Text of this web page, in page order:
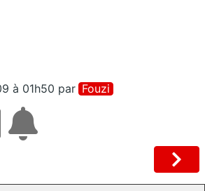
à 01h50 par Fouzi